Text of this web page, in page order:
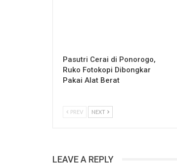
Pasutri Cerai di Ponorogo,
Ruko Fotokopi Dibongkar
Pakai Alat Berat
PREV NEXT
LEAVE A REPLY